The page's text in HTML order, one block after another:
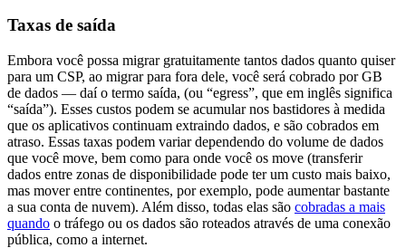
Taxas de saída
Embora você possa migrar gratuitamente tantos dados quanto quiser
para um CSP, ao migrar para fora dele, você será cobrado por GB
de dados — daí o termo saída, (ou “egress”, que em inglês significa
“saída”). Esses custos podem se acumular nos bastidores à medida
que os aplicativos continuam extraindo dados, e são cobrados em
atraso. Essas taxas podem variar dependendo do volume de dados
que você move, bem como para onde você os move (transferir
dados entre zonas de disponibilidade pode ter um custo mais baixo,
mas mover entre continentes, por exemplo, pode aumentar bastante
a sua conta de nuvem). Além disso, todas elas são cobradas a mais
quando o tráfego ou os dados são roteados através de uma conexão
pública, como a internet.